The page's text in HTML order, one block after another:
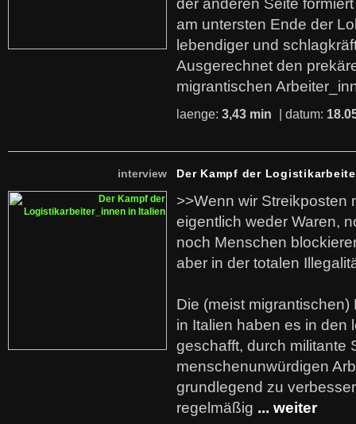
der anderen Seite
am untersten Ende der
lebendiger und
Ausgerechnet den
migrantischen
laenge: 3,43 min | datum:
interview Der Kampf der
>>Wenn wir Streikposten
eigentlich weder Waren,
noch Menschen
aber in der totalen
Die (meist
in Italien haben es in den
geschafft, durch militante
menschenunwürdigen
grundlegend zu
regelmäßig ... weiter